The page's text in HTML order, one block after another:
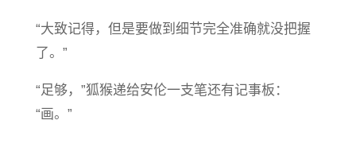
“大致记得，但是要做到细节完全准确就没把握
了。”
“足够，”狐猴递给安伦一支笔还有记事板：
“画。”